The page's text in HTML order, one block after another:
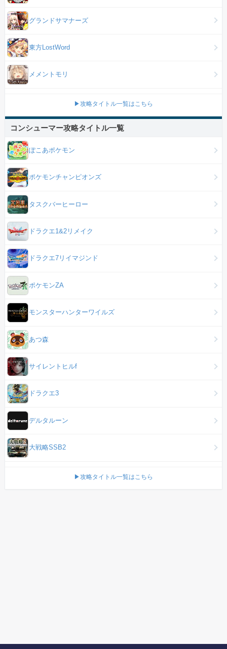
グランドサマナーズ
東方LostWord
メメントモリ
▶攻略タイトル一覧はこちら
コンシューマー攻略タイトル一覧
ぽこあポケモン
ポケモンチャンピオンズ
タスクバーヒーロー
ドラクエ1&2リメイク
ドラクエ7リイマジンド
ポケモンZA
モンスターハンターワイルズ
あつ森
サイレントヒルf
ドラクエ3
デルタルーン
大戦略SSB2
▶攻略タイトル一覧はこちら